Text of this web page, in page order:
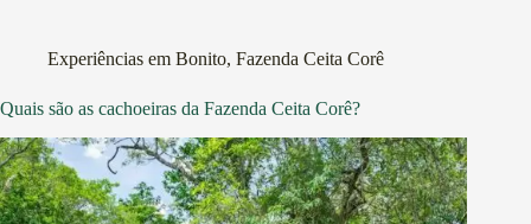
Experiências em Bonito, Fazenda Ceita Corê
Quais são as cachoeiras da Fazenda Ceita Corê?